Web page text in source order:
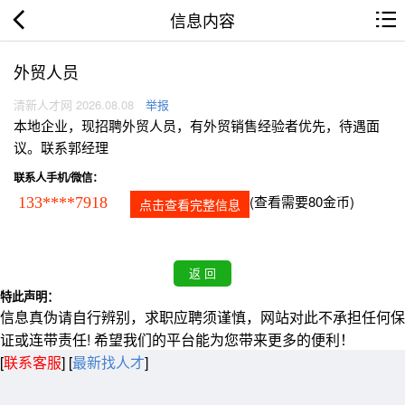
信息内容
外贸人员
清新人才网 2026.08.08 举报
本地企业，现招聘外贸人员，有外贸销售经验者优先，待遇面
议。联系郭经理
联系人手机/微信：
133****7918 点击查看完整信息 (查看需要80金币)
特此声明：
信息真伪请自行辨别，求职应聘须谨慎，网站对此不承担任何保
证或连带责任! 希望我们的平台能为您带来更多的便利！
[联系客服] [最新找人才]